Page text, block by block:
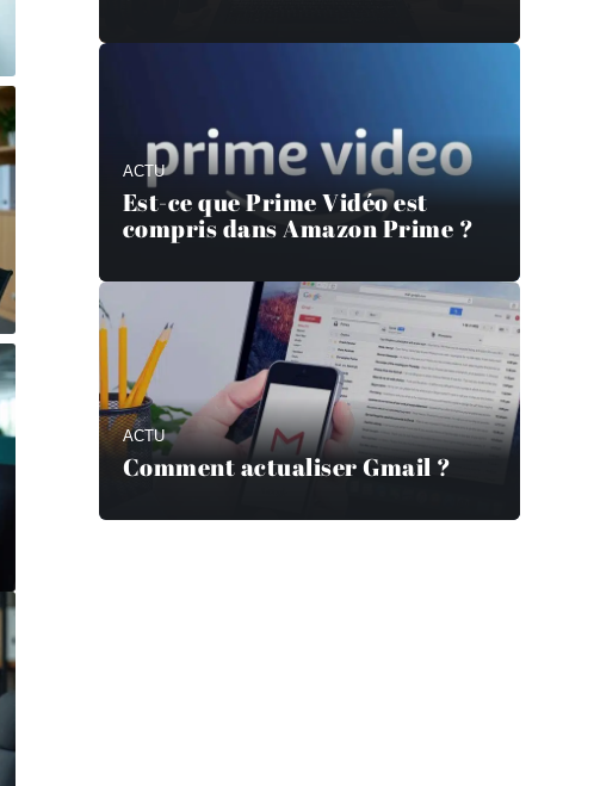
ACTU
Est-ce que Prime Vidéo est
compris dans Amazon Prime ?
ACTU
Comment actualiser Gmail ?